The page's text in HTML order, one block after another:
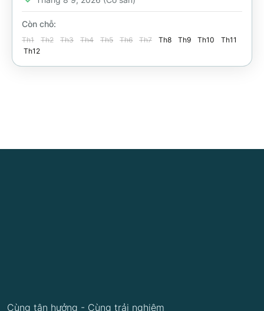
Còn chỗ:
Th1 Th2 Th3 Th4 Th5 Th6 Th7 Th8 Th9 Th10
Th11
Th12
Cùng tận hưởng - Cùng trải nghiệm